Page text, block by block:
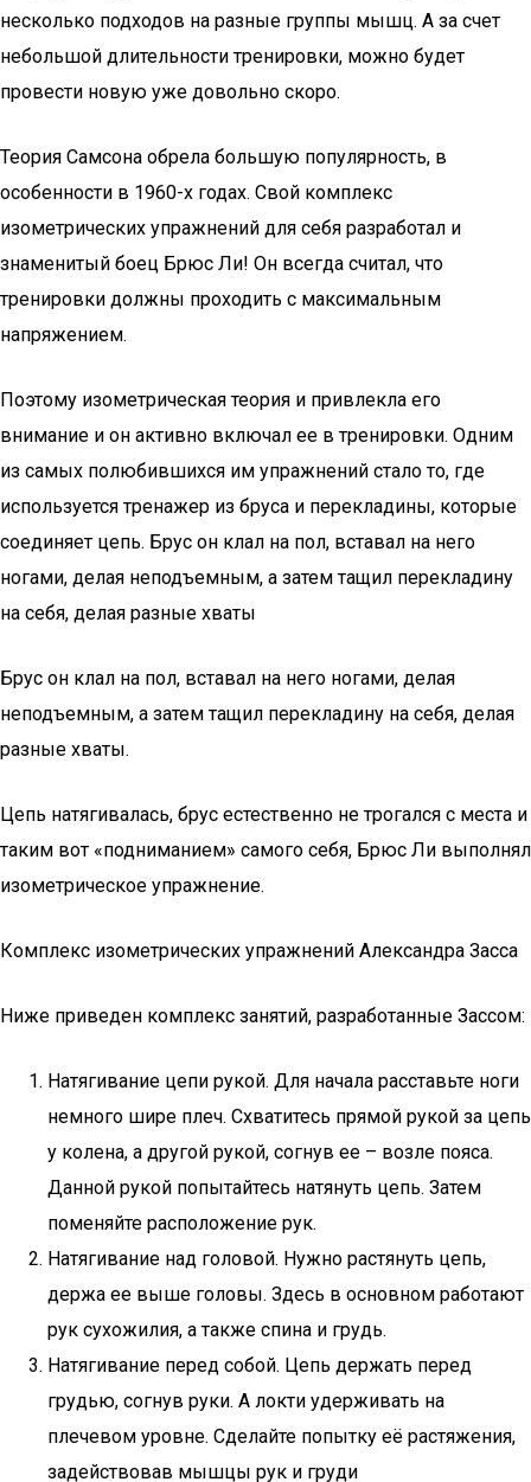
несколько подходов на разные группы мышц. А за счет
небольшой длительности тренировки, можно будет
провести новую уже довольно скоро.
Теория Самсона обрела большую популярность, в
особенности в 1960-х годах. Свой комплекс
изометрических упражнений для себя разработал и
знаменитый боец Брюс Ли! Он всегда считал, что
тренировки должны проходить с максимальным
напряжением.
Поэтому изометрическая теория и привлекла его
внимание и он активно включал ее в тренировки. Одним
из самых полюбившихся им упражнений стало то, где
используется тренажер из бруса и перекладины, которые
соединяет цепь. Брус он клал на пол, вставал на него
ногами, делая неподъемным, а затем тащил перекладину
на себя, делая разные хваты
Брус он клал на пол, вставал на него ногами, делая
неподъемным, а затем тащил перекладину на себя, делая
разные хваты.
Цепь натягивалась, брус естественно не трогался с места и
таким вот «подниманием» самого себя, Брюс Ли выполнял
изометрическое упражнение.
Комплекс изометрических упражнений Александра Засса
Ниже приведен комплекс занятий, разработанные Зассом:
Натягивание цепи рукой. Для начала расставьте ноги
немного шире плеч. Схватитесь прямой рукой за цепь
у колена, а другой рукой, согнув ее – возле пояса.
Данной рукой попытайтесь натянуть цепь. Затем
поменяйте расположение рук.
Натягивание над головой. Нужно растянуть цепь,
держа ее выше головы. Здесь в основном работают
рук сухожилия, а также спина и грудь.
Натягивание перед собой. Цепь держать перед
грудью, согнув руки. А локти удерживать на
плечевом уровне. Сделайте попытку её растяжения,
задействовав мышцы рук и груди